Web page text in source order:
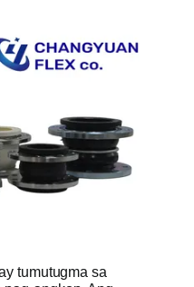
tumutugma sa